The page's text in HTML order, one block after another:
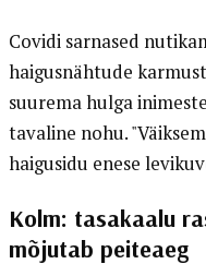
Covidi sarnased
haigusnähtude
suurema hulga
tavaline nohu.
haigusidu enese
Kolm: tasakaalu
mõjutab peiteaeg